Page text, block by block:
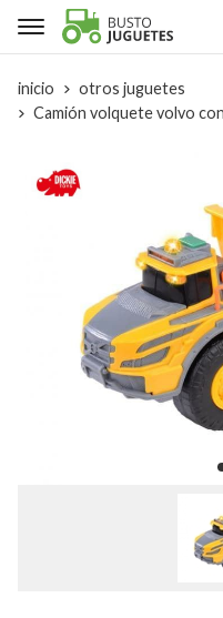
inicio
otros juguetes
Camión volquete volvo